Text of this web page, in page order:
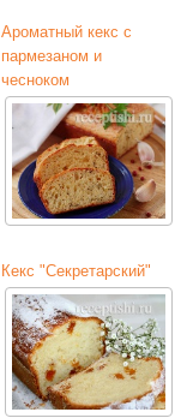
Ароматный кекс с
пармезаном и
чесноком
Кекс "Секретарский"